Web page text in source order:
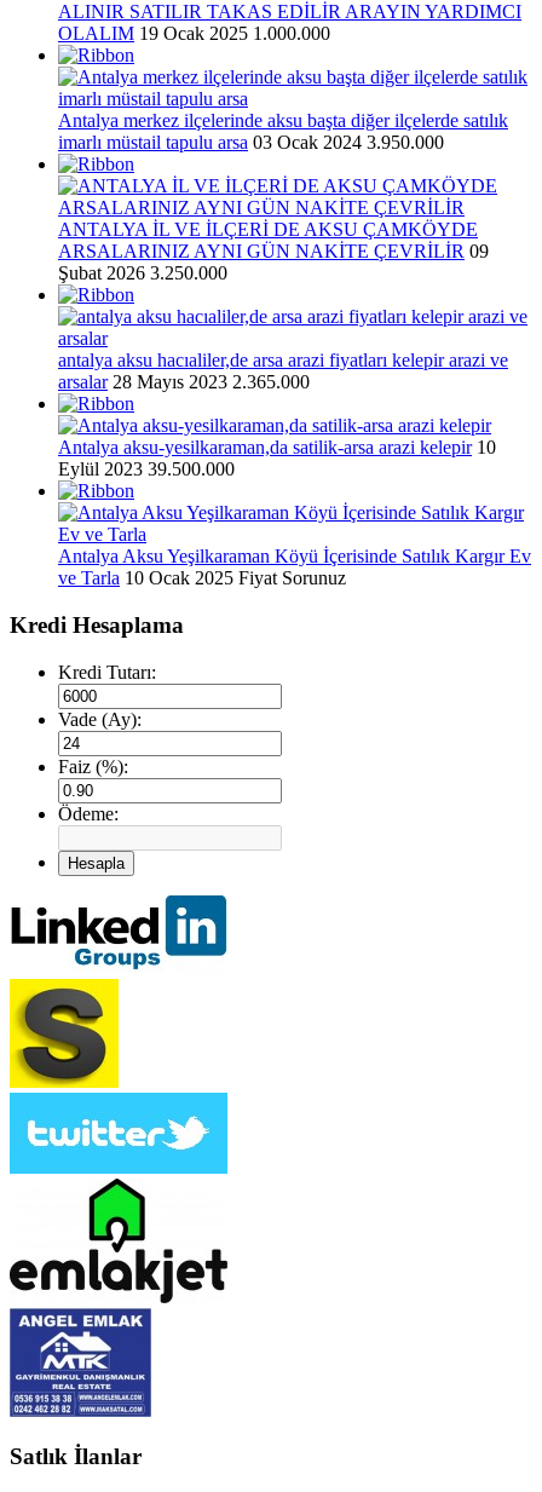
ALINIR SATILIR TAKAS EDİLİR ARAYIN YARDIMCI
OLALIM 19 Ocak 2025 1.000.000
Antalya merkez ilçelerinde aksu başta diğer ilçelerde satılık
imarlı müstail tapulu arsa 03 Ocak 2024 3.950.000
ANTALYA İL VE İLÇERİ DE AKSU ÇAMKÖYDE
ARSALARINIZ AYNI GÜN NAKİTE ÇEVRİLİR 09
Şubat 2026 3.250.000
antalya aksu hacıaliler,de arsa arazi fiyatları kelepir arazi ve
arsalar 28 Mayıs 2023 2.365.000
Antalya aksu-yesilkaraman,da satilik-arsa arazi kelepir 10
Eylül 2023 39.500.000
Antalya Aksu Yeşilkaraman Köyü İçerisinde Satılık Kargır Ev
ve Tarla 10 Ocak 2025 Fiyat Sorunuz
Kredi Hesaplama
Kredi Tutarı:
Vade (Ay):
Faiz (%):
Ödeme:
Hesapla
Satlık İlanlar